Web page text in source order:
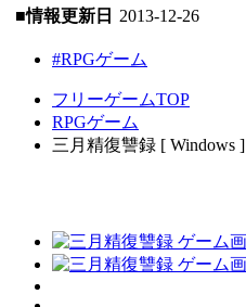
■情報更新日 2013-12-26
#RPGゲーム
フリーゲームTOP
RPGゲーム
三月精復讐録 [ Windows ]